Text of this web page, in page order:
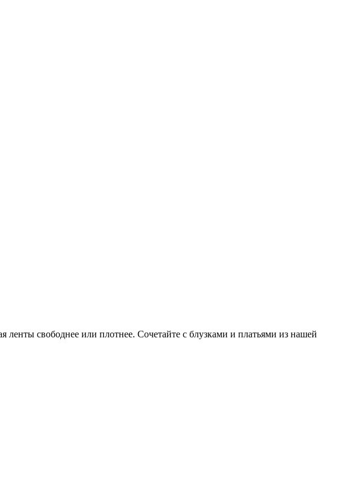
свободнее или плотнее. Сочетайте с блузками и платьями из нашей